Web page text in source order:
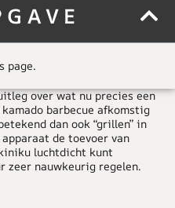
page.
over wat nu precies een
barbecue afkomstig
dan ook “grillen” in
de toevoer van
luchtdicht kunt
zeer nauwkeurig regelen.